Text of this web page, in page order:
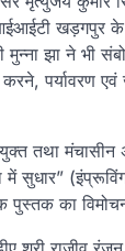
खड़गपुर के
मुन्ना झा ने भी
पर्यावरण
तथा
में सुधार”
पुस्तक का